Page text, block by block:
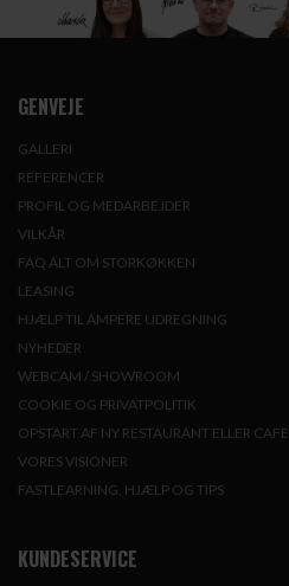
GENVEJE
GALLERI
REFERENCER
PROFIL OG MEDARBEJDER
VILKÅR
FAQ ALT OM STORKØKKEN
LEASING
HJÆLP TIL AMPERE UDREGNING
NYHEDER
WEBCAM / SHOWROOM
COOKIE OG PRIVATPOLITIK
OPSTART AF NY RESTAURANT ELLER CAFE
VORES VISIONER
FASTLEARNING, HJÆLP OG TIPS
KUNDESERVICE